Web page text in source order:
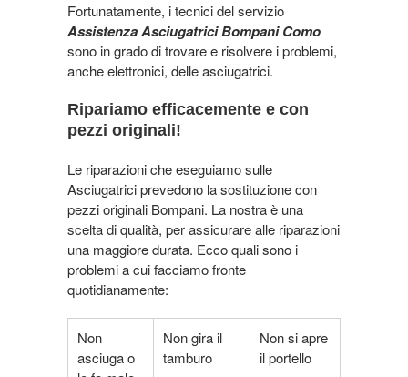
Fortunatamente, i tecnici del servizio
Assistenza Asciugatrici Bompani Como
sono in grado di trovare e risolvere i problemi,
anche elettronici, delle asciugatrici.
Ripariamo efficacemente e con
pezzi originali!
Le riparazioni che eseguiamo sulle
Asciugatrici prevedono la sostituzione con
pezzi originali Bompani. La nostra è una
scelta di qualità, per assicurare alle riparazioni
una maggiore durata. Ecco quali sono i
problemi a cui facciamo fronte
quotidianamente:
Non
asciuga o
Non gira il
tamburo
Non si apre
il portello